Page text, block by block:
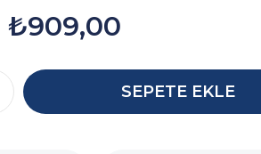
₺909,00